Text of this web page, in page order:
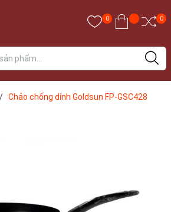
0 0
/ Chảo chống dính Goldsun FP-GSC428